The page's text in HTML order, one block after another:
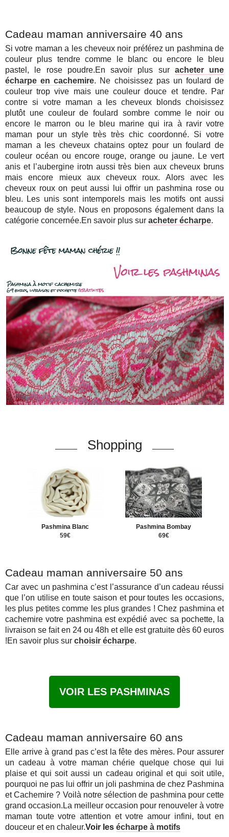
Cadeau maman anniversaire 40 ans
Si votre maman a les cheveux noir préférez un pashmina de
couleur plus tendre comme le blanc ou encore le bleu
pastel, le rose poudre.En savoir plus sur acheter une
écharpe en cachemire. Ne choisissez pas un foulard de
couleur trop vive mais une couleur douce et tendre. Par
contre si votre maman a les cheveux blonds choisissez
plutôt une couleur de foulard sombre comme le noir ou
encore le marron ou le bleu marine qui ira à ravir votre
maman pour un style très très chic coordonné. Si votre
maman a les cheveux chatains optez pour un foulard de
couleur océan ou encore rouge, orange ou jaune. Le vert
anis et l’aubergine irotn aussi très bien aux cheveux bruns
mais encore mieux aux cheveux roux. Alors avec les
cheveux roux on peut aussi lui offrir un pashmina rose ou
bleu. Les unis sont intemporels mais les motifs ont aussi
beaucoup de style. Nous en proposons également dans la
catégorie concernée.En savoir plus sur acheter écharpe.
Shopping
Pashmina Blanc
59€
Pashmina Bombay
69€
Cadeau maman anniversaire 50 ans
Car avec un pashmina c’est l’assurance d’un cadeau réussi
que l’on utilise en toute saison et pour toutes les occasions,
les plus petites comme les plus grandes ! Chez pashmina et
cachemire votre pashmina est expédié avec sa pochette, la
livraison se fait en 24 ou 48h et elle est gratuite dès 60 euros
!En savoir plus sur choisir écharpe.
VOIR LES PASHMINAS
Cadeau maman anniversaire 60 ans
Elle arrive à grand pas c’est la fête des mères. Pour assurer
un cadeau à votre maman chérie quelque chose qui lui
plaise et qui soit aussi un cadeau original et qui soit utile,
pourquoi ne pas lui offrir un joli pashmina de chez Pashmina
et Cachemire ? Voilà notre sélection de pashmina pour cette
grand occasion.La meilleur occasion pour renouveler à votre
maman toute votre attention et votre amour infini, tout en
douceur et en chaleur.Voir les écharpe à motifs